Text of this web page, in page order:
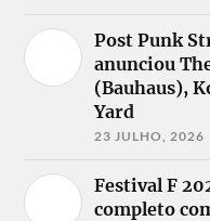
Post Punk
anunciou
(Bauhaus),
Yard
23 JULHO, 2026
Festival F
completo